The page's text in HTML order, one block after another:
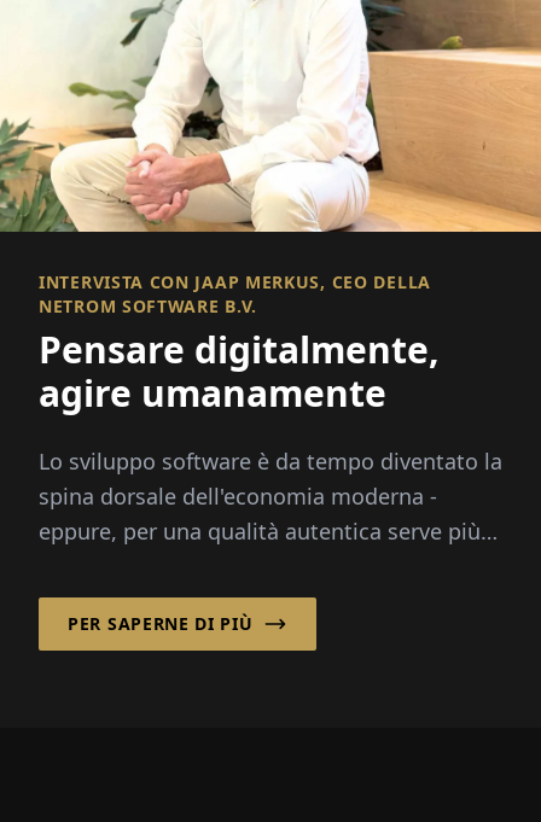
INTERVISTA CON JAAP MERKUS, CEO DELLA
NETROM SOFTWARE B.V.
Pensare digitalmente,
agire umanamente
Lo sviluppo software è da tempo diventato la
spina dorsale dell'economia moderna -
eppure, per una qualità autentica serve più
PER SAPERNE DI PIÙ